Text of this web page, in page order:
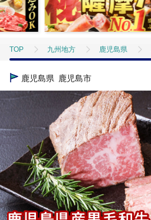
TOP 九州地方 鹿児島県
TOP
鹿児島県 鹿児島市